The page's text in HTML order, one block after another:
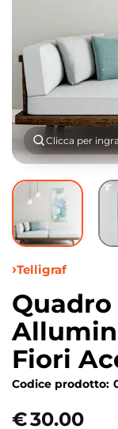
Clicca per
Telligraf
Quadro
Fiori
Codice prodotto:
€30.00